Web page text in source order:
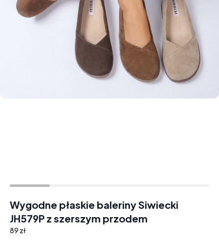
Wygodne płaskie baleriny Siwiecki
JH579P z szerszym przodem
89 zł